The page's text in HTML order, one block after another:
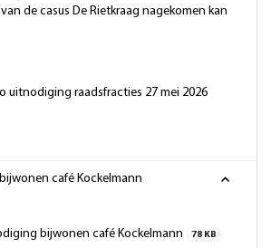
de casus De Rietkraag nagekomen kan
uitnodiging raadsfracties 27 mei 2026
café Kockelmann
bijwonen café Kockelmann
78 KB